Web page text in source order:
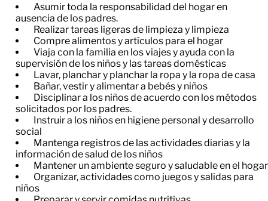
Asumir toda la responsabilidad del hogar en
ausencia de los padres.
Realizar tareas ligeras de limpieza y limpieza
Compre alimentos y artículos para el hogar
Viaja con la familia en los viajes y ayuda con la
supervisión de los niños y las tareas domésticas
Lavar, planchar y planchar la ropa y la ropa de casa
Bañar, vestir y alimentar a bebés y niños
Disciplinar a los niños de acuerdo con los métodos
solicitados por los padres.
Instruir a los niños en higiene personal y desarrollo
social
Mantenga registros de las actividades diarias y la
información de salud de los niños
Mantener un ambiente seguro y saludable en el hogar
Organizar, actividades como juegos y salidas para
niños